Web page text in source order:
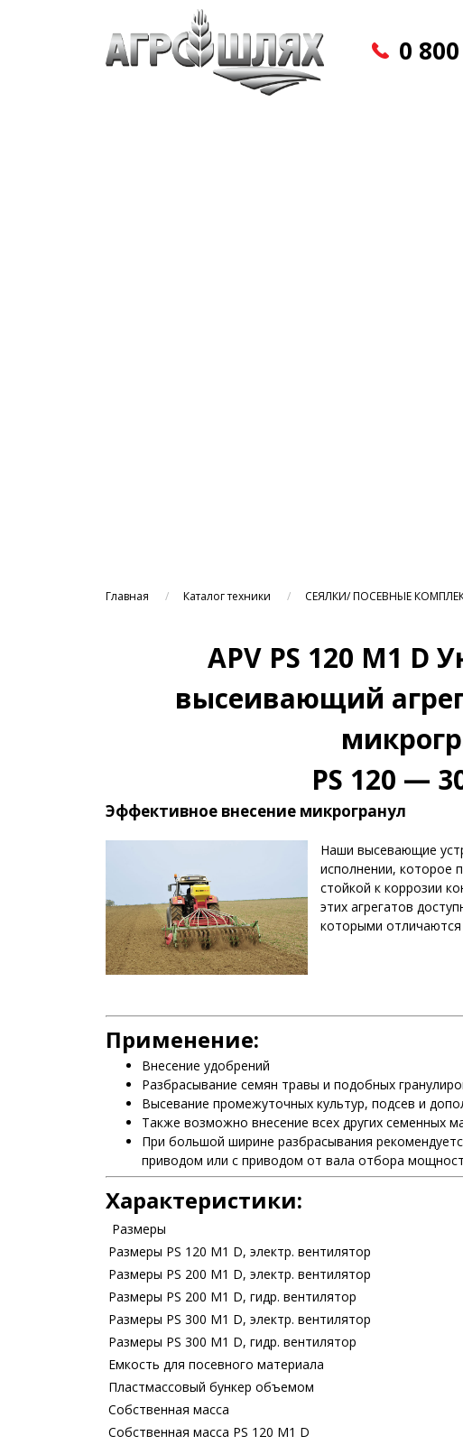
0
Главная Каталог техники СЕЯЛКИ/ ПОСЕВНЫЕ
APV PS 120 M1 D
высеивающий
PS 120 —
Эффективное внесение микрогранул
Наши высевающие
исполнении, которое
стойкой к коррозии
этих агрегатов
которыми отличаются
Применение:
Внесение удобрений
Разбрасывание семян травы и подобных
Высевание промежуточных культур, подсев и
Также возможно внесение всех других семенных
При большой ширине разбрасывания
приводом или с приводом от вала отбора
Характеристики:
Размеры
Размеры PS 120 M1 D, электр. вентилятор
Размеры PS 200 M1 D, электр. вентилятор
Размеры PS 200 M1 D, гидр. вентилятор
Размеры PS 300 M1 D, электр. вентилятор
Размеры PS 300 M1 D, гидр. вентилятор
Емкость для посевного материала
Пластмассовый бункер объемом
Собственная масса
Собственная масса PS 120 M1 D